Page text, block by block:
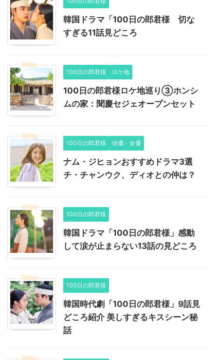
韓国ドラマ「100日の郎君様 切な
すぎる11話見どころ
100日の郎君様 ロケ地
100日の郎君様ロケ地巡り③ホンシ
ムの家：聞慶セジェオープンセット
100日の郎君様 俳優・女優
ナム・ジヒョンおすすめドラマ3選
チ・チャンウク、ディオとの仲は？
100日の郎君様
韓国ドラマ「100日の郎君様」感動
して涙が止まらない13話の見どころ
100日の郎君様
韓国時代劇「100日の郎君様」9話見
どころ紹介 美しすぎるキスシーン秘
話